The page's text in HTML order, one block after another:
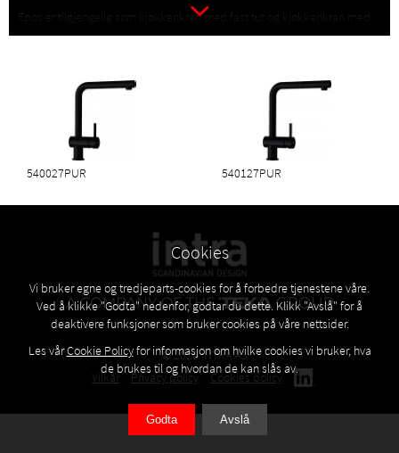
Søk:
Epos er tilgjengelig som kjøkkenkran med fast tut og kjøkkenkran med
uttrekk.
Last ned PDF
Kjøkkenkran med
540027PUR 540127PUR
© 2026 INTRA AS
Vilkår
Privacy policy Cookies policy
Cookies
Vi bruker egne og tredjeparts-cookies for å forbedre tjenestene våre.
Ved å klikke "Godta" nedenfor, godtar du dette. Klikk "Avslå" for å
deaktivere funksjoner som bruker cookies på våre nettsider.
Les vårCookie Policyfor informasjon om hvilke cookies vi bruker, hva
de brukes til og hvordan de kan slås av.
Godta Avslå